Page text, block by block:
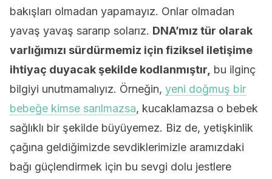
bakışları olmadan yapamayız. Onlar olmadan
yavaş yavaş sararıp solarız. DNA’mız tür olarak
varlığımızı sürdürmemiz için fiziksel iletişime
ihtiyaç duyacak şekilde kodlanmıştır, bu ilginç
bilgiyi unutmamalıyız. Örneğin, yeni doğmuş bir
bebeğe kimse sarılmazsa, kucaklamazsa o bebek
sağlıklı bir şekilde büyüyemez. Biz de, yetişkinlik
çağına geldiğimizde sevdiklerimizle aramızdaki
bağı güçlendirmek için bu sevgi dolu jestlere